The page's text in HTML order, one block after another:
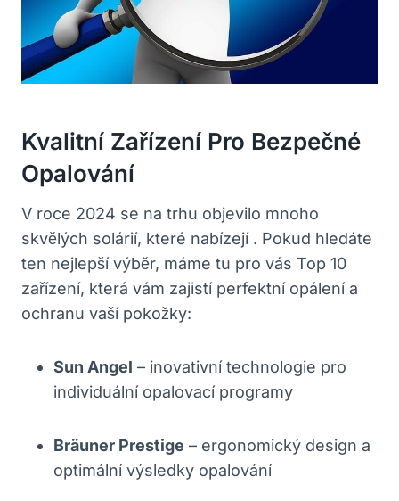
Kvalitní Zařízení Pro Bezpečné
Opalování
V roce 2024 se na trhu objevilo mnoho
skvělých solárií, které nabízejí . Pokud hledáte
ten nejlepší výběr, máme tu pro vás Top 10
zařízení, která vám zajistí perfektní opálení a
ochranu vaší pokožky:
Sun Angel – inovativní technologie pro
individuální opalovací programy
Bräuner Prestige – ergonomický design a
optimální výsledky opalování